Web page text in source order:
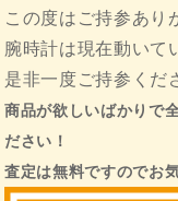
この度はご持参あり
腕時計は現在動いて
是非一度ご持参くだ
商品が欲しいばかりで
ださい！
査定は無料ですのでお